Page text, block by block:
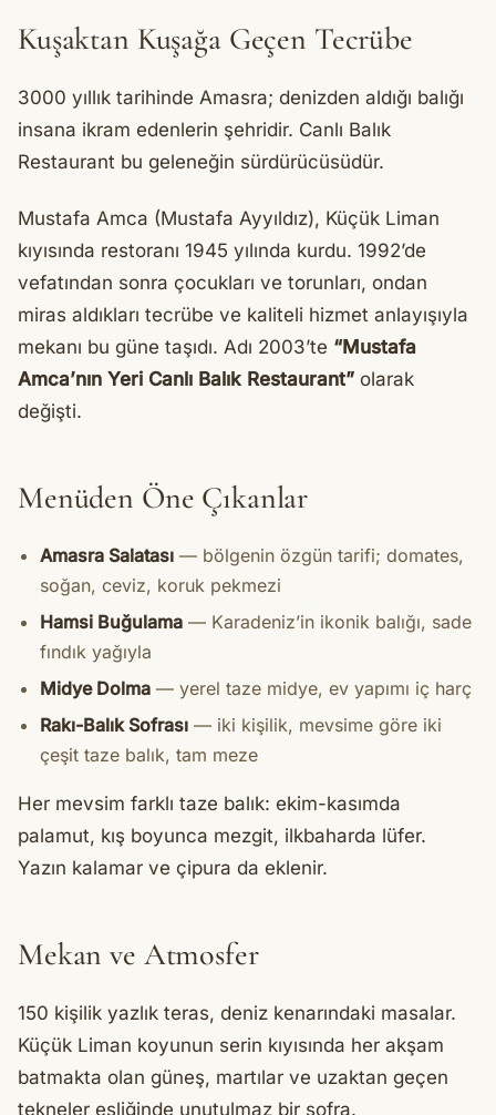
Kuşaktan Kuşağa Geçen Tecrübe
3000 yıllık tarihinde Amasra; denizden aldığı balığı
insana ikram edenlerin şehridir. Canlı Balık
Restaurant bu geleneğin sürdürücüsüdür.
Mustafa Amca (Mustafa Ayyıldız), Küçük Liman
kıyısında restoranı 1945 yılında kurdu. 1992’de
vefatından sonra çocukları ve torunları, ondan
miras aldıkları tecrübe ve kaliteli hizmet anlayışıyla
mekanı bu güne taşıdı. Adı 2003’te “Mustafa
Amca’nın Yeri Canlı Balık Restaurant” olarak
değişti.
Menüden Öne Çıkanlar
Amasra Salatası — bölgenin özgün tarifi; domates,
soğan, ceviz, koruk pekmezi
Hamsi Buğulama — Karadeniz’in ikonik balığı, sade
fındık yağıyla
Midye Dolma — yerel taze midye, ev yapımı iç harç
Rakı-Balık Sofrası — iki kişilik, mevsime göre iki
çeşit taze balık, tam meze
Her mevsim farklı taze balık: ekim-kasımda
palamut, kış boyunca mezgit, ilkbaharda lüfer.
Yazın kalamar ve çipura da eklenir.
Mekan ve Atmosfer
150 kişilik yazlık teras, deniz kenarındaki masalar.
Küçük Liman koyunun serin kıyısında her akşam
batmakta olan güneş, martılar ve uzaktan geçen
tekneler eşliğinde unutulmaz bir sofra.